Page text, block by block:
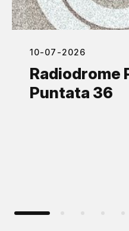
10-07-2026
Radiodrome
Puntata 36